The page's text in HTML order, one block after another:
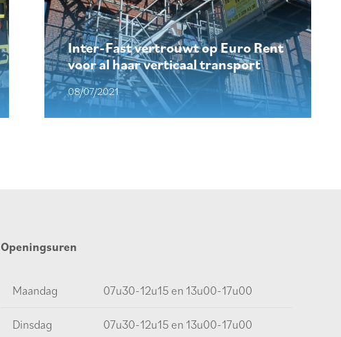
Inter-Fast vertrouwt op Euro Rent
voor al haar verticaal transport
08/07/2021
Openingsuren
Maandag 07u30-12u15 en 13u00-17u00
Dinsdag 07u30-12u15 en 13u00-17u00